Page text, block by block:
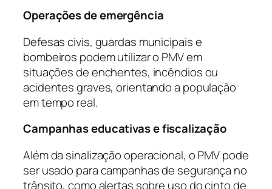
Operações de emergência
Defesas civis, guardas municipais e
bombeiros podem utilizar o PMV em
situações de enchentes, incêndios ou
acidentes graves, orientando a população
em tempo real.
Campanhas educativas e fiscalização
Além da sinalização operacional, o PMV pode
ser usado para campanhas de segurança no
trânsito, como alertas sobre uso do cinto de